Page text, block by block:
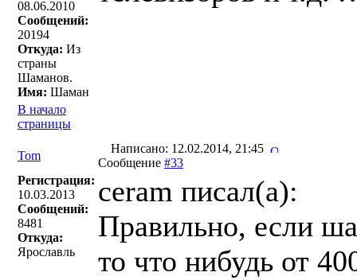
08.06.2010
Сообщений:
20194
Откуда: Из
страны
Шаманов.
Имя: Шаман
В начало
страницы
Tom
Написано: 12.02.2014, 21:45
Сообщение #33
Регистрация:
10.03.2013
Сообщений:
8481
Откуда:
Ярославль
ceram писал(a):
Правильно, если
то что нибудь от